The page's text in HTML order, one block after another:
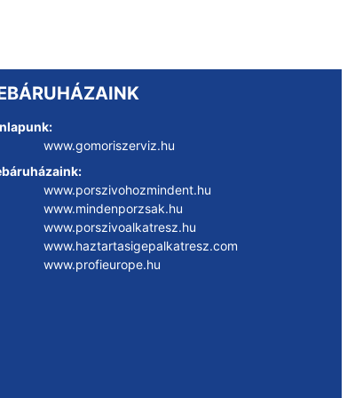
www.gomoriszerviz.hu
www.porszivohozmindent.hu
www.mindenporzsak.hu
www.porszivoalkatresz.hu
www.haztartasigepalkatresz.com
www.profieurope.hu